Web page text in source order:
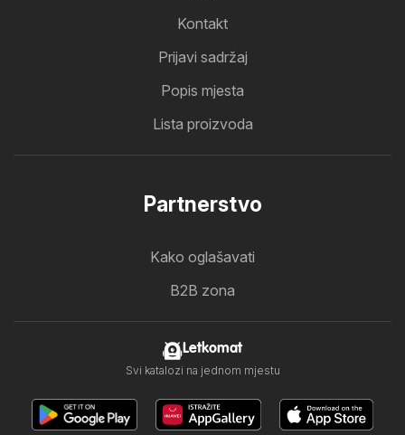
Kontakt
Prijavi sadržaj
Popis mjesta
Lista proizvoda
Partnerstvo
Kako oglašavati
B2B zona
Letkomat
Svi katalozi na jednom mjestu